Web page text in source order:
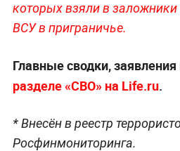
которых взяли в
ВСУ в приграничье.
Главные сводки,
разделе «СВО» на Life.ru.
* Внесён в реестр
Росфинмониторинга.